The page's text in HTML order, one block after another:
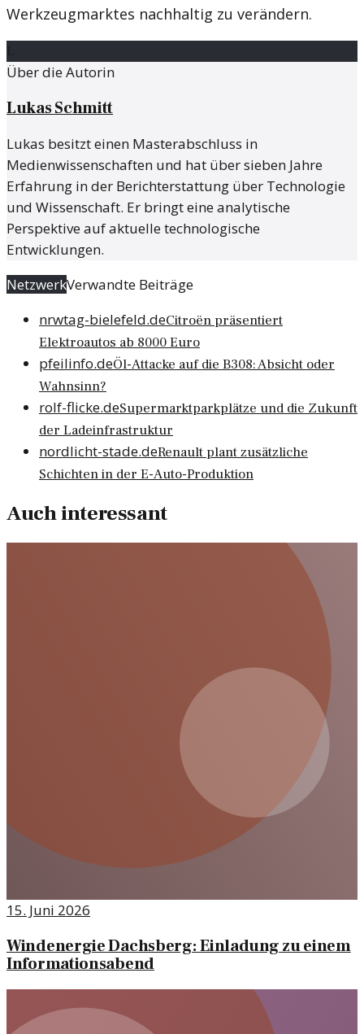
Werkzeugmarktes nachhaltig zu verändern.
L
Über die Autorin
Lukas Schmitt
Lukas besitzt einen Masterabschluss in
Medienwissenschaften und hat über sieben Jahre
Erfahrung in der Berichterstattung über Technologie
und Wissenschaft. Er bringt eine analytische
Perspektive auf aktuelle technologische
Entwicklungen.
NetzwerkVerwandte Beiträge
nrwtag-bielefeld.deCitroën präsentiert
Elektroautos ab 8000 Euro
pfeilinfo.deÖl-Attacke auf die B308: Absicht oder
Wahnsinn?
rolf-flicke.deSupermarktparkplätze und die Zukunft
der Ladeinfrastruktur
nordlicht-stade.deRenault plant zusätzliche
Schichten in der E-Auto-Produktion
Auch interessant
15. Juni 2026
Windenergie Dachsberg: Einladung zu einem
Informationsabend